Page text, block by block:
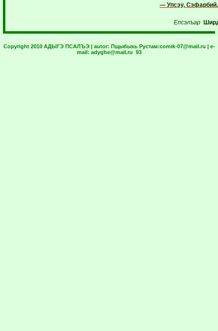
— Упсэу, Сэфарбий.
Епсэлъар
Copyright 2010 АДЫГЭ ПСАЛЪЭ | autor: Пщыбыхь Рустам:comik-07@mail.ru | e-
mail: adyghe@mail.ru 93